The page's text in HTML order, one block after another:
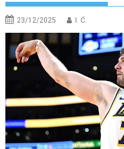
23/12/2025 I. Ć.